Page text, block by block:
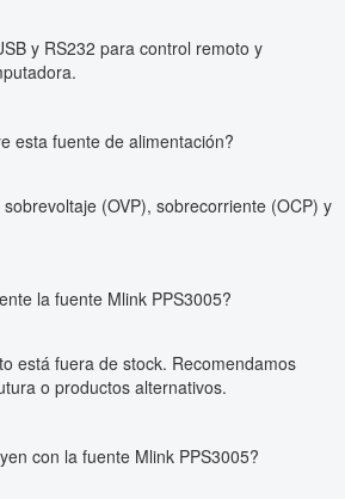
y RS232 para control remoto y
esta fuente de alimentación?
(OVP), sobrecorriente (OCP) y
la fuente Mlink PPS3005?
está fuera de stock. Recomendamos
o productos alternativos.
con la fuente Mlink PPS3005?